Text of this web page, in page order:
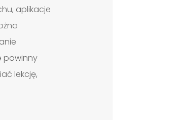
aplikacje
powinny
lekcję,